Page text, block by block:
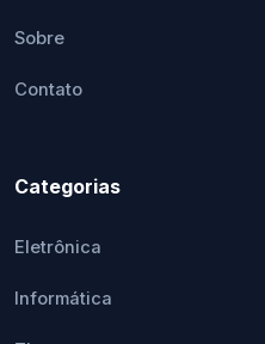
Sobre
Contato
Categorias
Eletrônica
Informática